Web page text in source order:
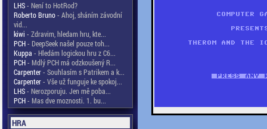
LHS- Není to HotRod?
Roberto Bruno- Ahoj, sháním závodní
vid...
kiwi - Zdravim, hledam hru, kte...
PCH- DeepSeek našel pouze toh...
Kuppa - Hledám logickou hru z C6...
PCH- Mdlý PCH má odzkoušený R...
Carpenter- Souhlasím s Patrikem a k...
Carpenter- Vše už funguje ke spokoj...
LHS- Nerozporuju. Jen mě poba...
PCH- Mas dve moznosti. 1. bu...
HRA